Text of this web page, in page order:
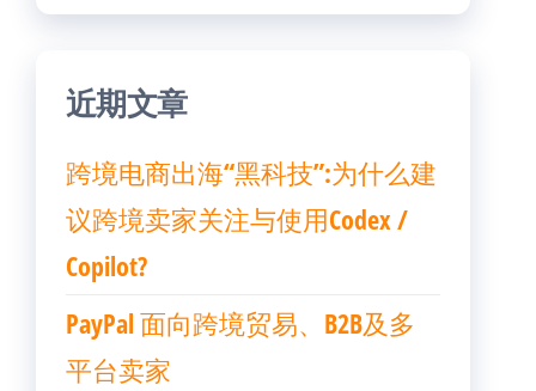
近期文章
跨境电商出海“黑科技”:为什么建
议跨境卖家关注与使用Codex /
Copilot?
PayPal 面向跨境贸易、B2B及多
平台卖家